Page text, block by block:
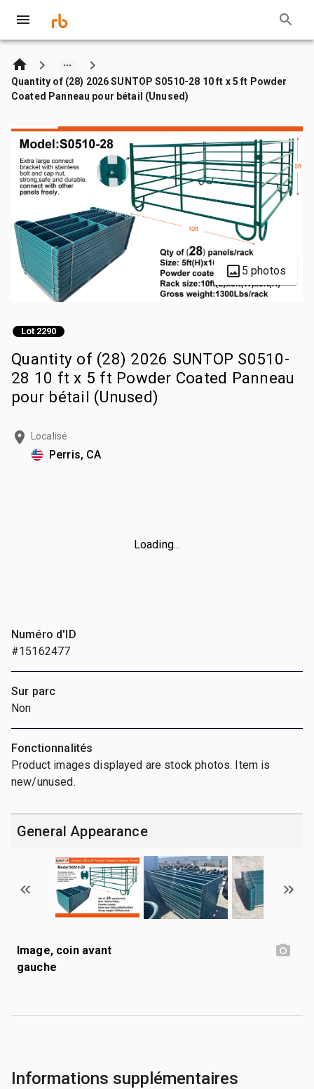
Quantity of (28) 2026 SUNTOP S0510-28 10 ft x 5 ft Powder
Coated Panneau pour bétail (Unused)
5 photos
Lot 2290
Quantity of (28) 2026 SUNTOP S0510-
28 10 ft x 5 ft Powder Coated Panneau
pour bétail (Unused)
Localisé
Perris, CA
Loading...
Numéro d'ID
#15162477
Sur parc
Non
Fonctionnalités
Product images displayed are stock photos. Item is
new/unused.
General Appearance
Image, coin avant
gauche
Informations supplémentaires